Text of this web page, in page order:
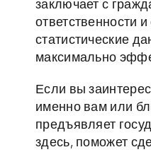
заключает с
ответственности
статистические
максимально
Если вы
именно вам или
предъявляет
здесь, поможет